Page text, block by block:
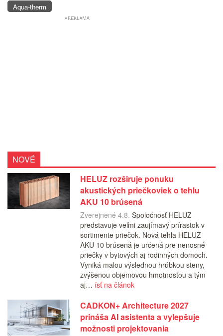
Aqua-therm
NOVÉ
HELUZ rozširuje ponuku
akustických priečkoviek o tehlu
AKU 10 brúsená
Zverejnené 4.8. Spoločnosť HELUZ
predstavuje veľmi zaujímavý prírastok v
sortimente priečok. Nová tehla HELUZ
AKU 10 brúsená je určená pre nenosné
priečky v bytových aj rodinných domoch.
Vyniká malou výslednou hrúbkou steny,
zvýšenou objemovou hmotnosťou a tým
aj… ísť na článok
CADKON+ Architecture 2027
prináša AI asistenta a vylepšuje
možnosti projektovania